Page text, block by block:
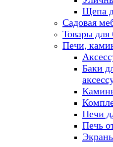
Щепа
Садовая
Товары
Печи,
Баки
Печи
Печь